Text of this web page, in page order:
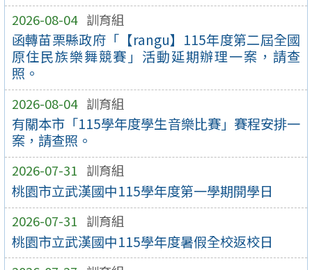
2026-08-04 訓育組
函轉苗栗縣政府「【rangu】115年度第二屆全國
原住民族樂舞競賽」活動延期辦理一案，請查
照。
2026-08-04 訓育組
有關本市「115學年度學生音樂比賽」賽程安排一
案，請查照。
2026-07-31 訓育組
桃園市立武漢國中115學年度第一學期開學日
2026-07-31 訓育組
桃園市立武漢國中115學年度暑假全校返校日